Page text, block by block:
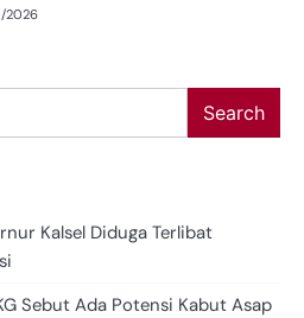
2026
Search
Kalsel Diduga Terlibat
Sebut Ada Potensi Kabut Asap